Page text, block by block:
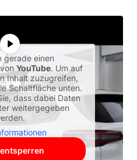
gerade einen
vonYouTube. Um auf
Inhalt zuzugreifen,
Schaltfläche unten.
dass dabei Daten
weitergegeben